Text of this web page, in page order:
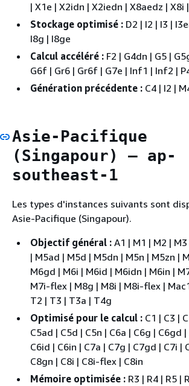
| X1e | X2idn | X2iedn | X8aedz | X8i
Stockage optimisé : D2 | I2 | I3 |
I8g | I8ge
Calcul accéléré : F2 | G4dn | G5 |
G6f | Gr6 | Gr6f | G7e | Inf1 | Inf2 |
Génération précédente : C4 | I2 |
Asie-Pacifique
(Singapour) — ap-
southeast-1
Les types d'instances suivants sont
Asie-Pacifique (Singapour).
Objectif général : A1 | M1 | M2 |
| M5ad | M5d | M5dn | M5n | M5zn |
M6gd | M6i | M6id | M6idn | M6in |
M7i-flex | M8g | M8i | M8i-flex |
T2 | T3 | T3a | T4g
Optimisé pour le calcul : C1 | C3 |
C5ad | C5d | C5n | C6a | C6g | C6gd
C6id | C6in | C7a | C7g | C7gd | C7i |
C8gn | C8i | C8i-flex | C8in
Mémoire optimisée : R3 | R4 | R5 |